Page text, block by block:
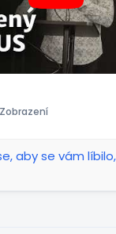
aby se vám